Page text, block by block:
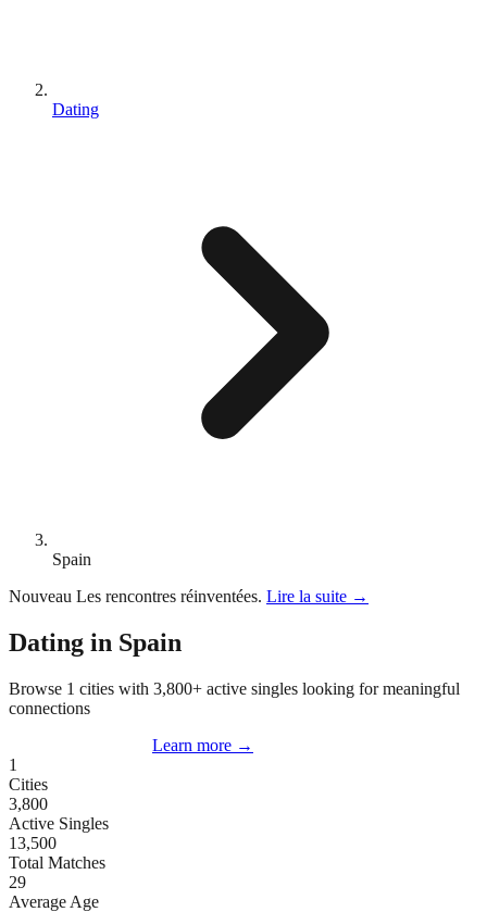
Dating
Spain
Nouveau Les rencontres réinventées. Lire la suite →
Dating in Spain
Browse 1 cities with 3,800+ active singles looking for meaningful
connections
Learn more →
1
Cities
3,800
Active Singles
13,500
Total Matches
29
Average Age